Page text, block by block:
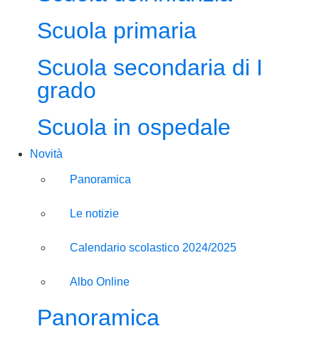
Scuola primaria
Scuola secondaria di I
grado
Scuola in ospedale
Novità
Panoramica
Le notizie
Calendario scolastico 2024/2025
Albo Online
Panoramica